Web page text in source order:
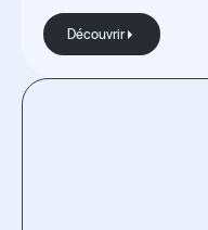
Découvrir
Découvrir